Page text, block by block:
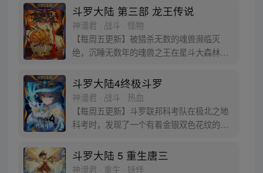
后的斗罗大陆上，唐门式微，一代天骄霍雨
浩横空出世，一切的神奇都将一一展现。 唐
门暗器能否重振雄风，唐门能否重现辉煌，
一切尽绝世唐门！
斗罗大陆 第三部 龙王传说
神漫君 · 战斗 · 怪物
【每周五更新】被猎杀无数的魂兽濒临灭
绝，沉睡无数年的魂兽之王在星斗大森林最
魂”遇上执着而顽强的少年唐舞麟，万众瞩目
的武魂传奇将再次被书写。我们不期待奇
迹，但要给奇迹一个机会。
斗罗大陆4终极斗罗
神漫君 · 战斗 · 热血
【每周五更新】斗罗联邦科考队在极北之地
科考时，发现了一个有着金银双色花纹的
于是赶忙将其带回研究所进行孵化。蛋孵化
出来了，可孵出来的是一个婴儿，一个和人
斗罗大陆 5 重生唐三
神漫君 · 重生 · 妖怪